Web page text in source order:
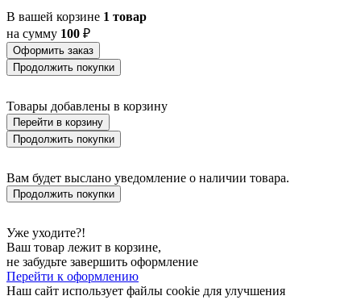
BARI 1
BARI-M
BARNSTAPLE
BASALGO 1
BASILANO
BATABANO
BATALLAS
BAZELY
BELCREDA
BELESER
BELLARIVA 3
BELSIANA 1
BENARIBA
BERHALA
BERNABETA
BERNABETTA
В вашей корзине 1 товар
на сумму 100 ₽
Оформить заказ
Продолжить покупки
Товары добавлены в корзину
Перейти в корзину
Продолжить покупки
Вам будет выслано уведомление о наличии товара.
Продолжить покупки
Уже уходите?!
Ваш товар лежит в корзине,
не забудьте завершить оформление
Перейти к оформлению
Наш сайт использует файлы cookie для улучшения